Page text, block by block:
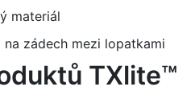
materiál
na zádech mezi lopatkami
TXlite™